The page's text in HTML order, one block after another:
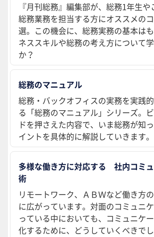
『月刊総務』編集部が、総務1年生
総務業務を担当する方にオススメの
選。この機会に、総務実務の基本は
ネススキルや総務の考え方について
か？
総務のマニュアル
総務・バックオフィスの実務を実践
る「総務のマニュアル」シリーズ。
ドを押さえた内容で、いま総務が知
イントを具体的に解説していきます。
多様な働き方に対応する 社内コミ
術
リモートワーク、ＡＢＷなど働き方
に広がっています。対面のコミュニ
っている中においても、コミュニケ
化するために、どうしていくべきでし